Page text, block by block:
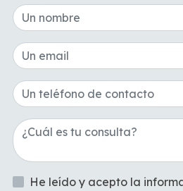
He leído y acepto la información básica sobre